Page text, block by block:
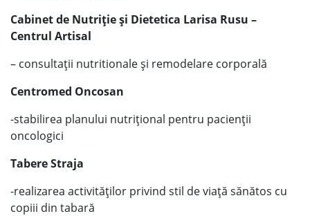
Cabinet de Nutriție și Dietetica Larisa Rusu –
Centrul Artisal
– consultații nutritionale și remodelare corporală
Centromed Oncosan
-stabilirea planului nutrițional pentru pacienții
oncologici
Tabere Straja
-realizarea activităților privind stil de viață sănătos cu
copiii din tabară